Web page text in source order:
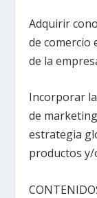
Adquirir
de comercio
de la
Incorporar
de
estrategia
productos y/